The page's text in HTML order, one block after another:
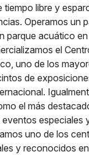
tiempo libre y
Operamos un
parque acuático
el
uno de los
de
el más
especiales
uno de los
y reconocidos